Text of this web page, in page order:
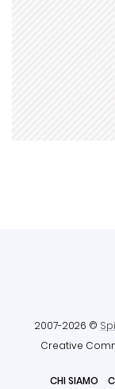
2007-2026 ©
Creative
CHI SIAMO